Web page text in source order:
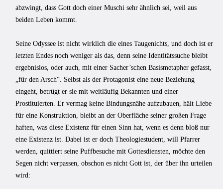
abzwingt, dass Gott doch einer Muschi sehr ähnlich sei, weil aus
beiden Leben kommt.
Seine Odyssee ist nicht wirklich die eines Taugenichts, und doch ist er
letzten Endes noch weniger als das, denn seine Identitätssuche bleibt
ergebnislos, oder auch, mit einer Sacher’schen Basismetapher gefasst,
„für den Arsch“. Selbst als der Protagonist eine neue Beziehung
eingeht, betrügt er sie mit weitläufig Bekannten und einer
Prostituierten. Er vermag keine Bindungsnähe aufzubauen, hält Liebe
für eine Konstruktion, bleibt an der Oberfläche seiner großen Frage
haften, was diese Existenz für einen Sinn hat, wenn es denn bloß nur
eine Existenz ist. Dabei ist er doch Theologiestudent, will Pfarrer
werden, quittiert seine Puffbesuche mit Gottesdiensten, möchte den
Segen nicht verpassen, obschon es nicht Gott ist, der über ihn urteilen
wird: